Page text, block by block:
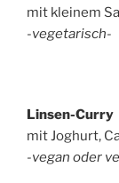
mit kleinem
-vegetarisch-
Linsen-Curry
mit Joghurt,
-vegan oder